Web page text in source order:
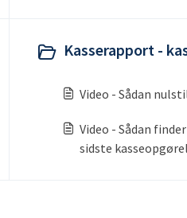
Kasserapport -
Video - Sådan
Video - Sådan
sidste